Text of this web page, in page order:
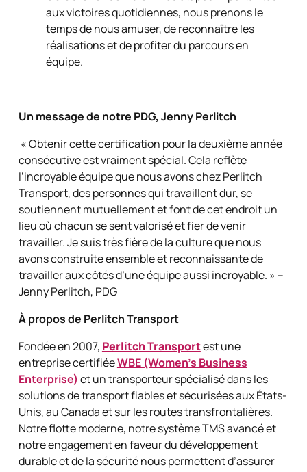
aux victoires quotidiennes, nous prenons le
temps de nous amuser, de reconnaître les
réalisations et de profiter du parcours en
équipe.
Un message de notre PDG, Jenny Perlitch
« Obtenir cette certification pour la deuxième année
consécutive est vraiment spécial. Cela reflète
l’incroyable équipe que nous avons chez Perlitch
Transport, des personnes qui travaillent dur, se
soutiennent mutuellement et font de cet endroit un
lieu où chacun se sent valorisé et fier de venir
travailler. Je suis très fière de la culture que nous
avons construite ensemble et reconnaissante de
travailler aux côtés d’une équipe aussi incroyable. » –
Jenny Perlitch, PDG
À propos de Perlitch Transport
Fondée en 2007, Perlitch Transportest une
entreprise certifiéeWBE (Women’s Business
Enterprise) et un transporteur spécialisé dans les
solutions de transport fiables et sécurisées aux États-
Unis, au Canada et sur les routes transfrontalières.
Notre flotte moderne, notre système TMS avancé et
notre engagement en faveur du développement
durable et de la sécurité nous permettent d’assurer